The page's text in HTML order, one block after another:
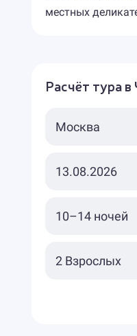
местных
Расчёт тура